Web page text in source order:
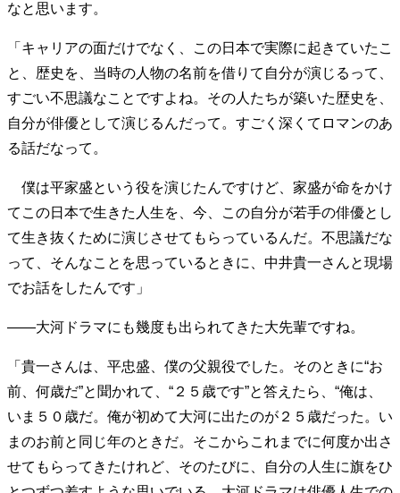
重圧との向き合い方 一流のルーティン
20代の現在地
忘れられない言葉
10代・20代の土台
ライフスタイル・生き方
40代からの景色 50代のリアル
美しさの哲学
病が教えてくれたこと
移住という選択
熱狂できるもの
一生モノの愛用品
私を彩るエッセンス
60代のネクストステージ
70代のグランドデザイン
社会・カルチャー・マネー
地域とつながる/お金との付き合い方
なと思います。
「キャリアの面だけでなく、この日本で実際に起きていたこ
と、歴史を、当時の人物の名前を借りて自分が演じるって、
すごい不思議なことですよね。その人たちが築いた歴史を、
自分が俳優として演じるんだって。すごく深くてロマンのあ
る話だなって。
僕は平家盛という役を演じたんですけど、家盛が命をかけ
てこの日本で生きた人生を、今、この自分が若手の俳優とし
て生き抜くために演じさせてもらっているんだ。不思議だな
って、そんなことを思っているときに、中井貴一さんと現場
でお話をしたんです」
――大河ドラマにも幾度も出られてきた大先輩ですね。
「貴一さんは、平忠盛、僕の父親役でした。そのときに“お
前、何歳だ”と聞かれて、“２５歳です”と答えたら、“俺は、
いま５０歳だ。俺が初めて大河に出たのが２５歳だった。い
まのお前と同じ年のときだ。そこからこれまでに何度か出さ
せてもらってきたけれど、そのたびに、自分の人生に旗をひ